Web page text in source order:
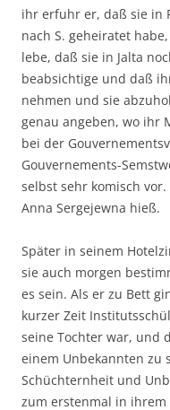
ihr erfuhr er, daß sie in
nach S. geheiratet
lebe, daß sie in Jalta
beabsichtige und daß
nehmen und sie
genau angeben, wo ihr
bei der
Gouvernements-
selbst sehr komisch
Anna Sergejewna hieß.
Später in seinem
sie auch morgen
es sein. Als er zu Bett
kurzer Zeit
seine Tochter war, und
einem Unbekannten zu
Schüchternheit und
zum erstenmal in